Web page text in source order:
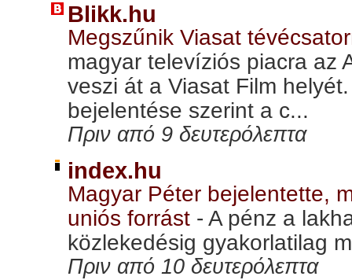
Blikk.hu
Megszűnik Viasat
magyar televíziós piacra az
veszi át a Viasat Film
bejelentése szerint a c...
Πριν από 9 δευτερόλεπτα
index.hu
Magyar Péter bejelentette,
uniós forrást - A pénz a
közlekedésig gyakorlatilag
Πριν από 10 δευτερόλεπτα